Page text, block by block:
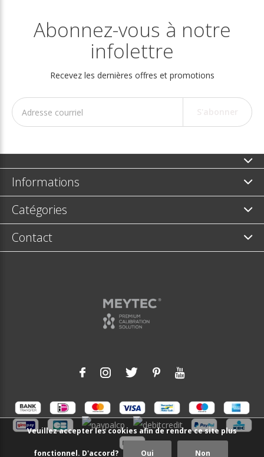
Abonnez-vous à notre
infolettre
Recevez les dernières offres et promotions
Informations
Catégories
Contact
Veuillez accepter les cookies afin de rendre ce site plus
fonctionnel. D'accord? Oui Non